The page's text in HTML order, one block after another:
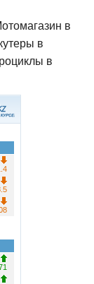
в
в
в